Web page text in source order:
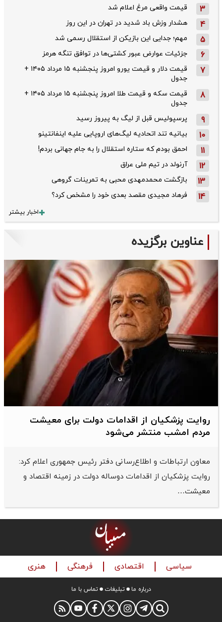
3 قیمت واقعی مرغ اعلام شد
4 هشدار وزش باد شدید در تهران در این روز
5 مهم؛ جدایی این بازیکن از استقلال رسمی شد
6 جزئیات عوارض عبور کشتی‌ها در توافق تنگه هرمز
7
قیمت دلار و قیمت یورو امروز پنجشنبه ۱۵ مرداد ۱۴۰۵ +
جدول
8
قیمت سکه و قیمت طلا امروز پنجشنبه ۱۵ مرداد ۱۴۰۵ +
جدول
9 پرسپولیس قبل از لیگ به پیروز رسید
10 بیانیه تند اتحادیه لیگ‌های اروپایی علیه اینفانتینو
11 احمق بودم که ستاره استقلال را به جام جهانی بردم!
12 آرنولد در تیم ملی عراق
13 بازگشت محمدمهدی محبی به تمرینات گروهی
14 فرهاد مجیدی مقصد بعدی خود را مشخص کرد؟
اخبار بیشتر
عناوین برگزیده
روایت پزشکیان از اقدامات دولت برای معیشت
مردم امشب منتشر می‌شود
معاون ارتباطات و اطلاع‌رسانی دفتر رئیس جمهوری اعلام کرد:
روایت پزشکیان از اقدامات دوساله دولت در زمینه اقتصاد و
معیشت…
سیاسی اقتصادی فرهنگی هنری
درباره ما تبلیغات تماس با ما